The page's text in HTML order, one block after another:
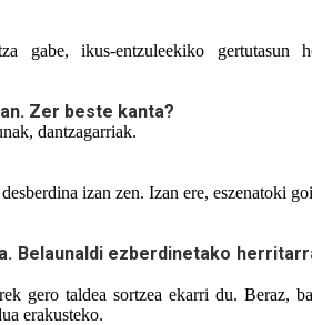
gabe, ikus-entzuleekiko gertutasun
Zer beste kanta?
dantzagarriak.
izan zen. Izan ere, eszenatoki
Belaunaldi ezberdinetako
gero taldea sortzea ekarri du. Beraz,
erakusteko.